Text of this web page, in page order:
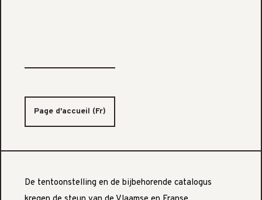
Page d'accueil (Fr)
De tentoonstelling en de bijbehorende catalogus